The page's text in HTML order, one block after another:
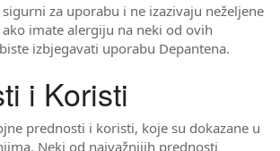
za uporabu i ne izazivaju neželjene
imate alergiju na neki od ovih
izbjegavati uporabu Depantena.
i Koristi
prednosti i koristi, koje su dokazane u
Neki od najvažnijih prednosti